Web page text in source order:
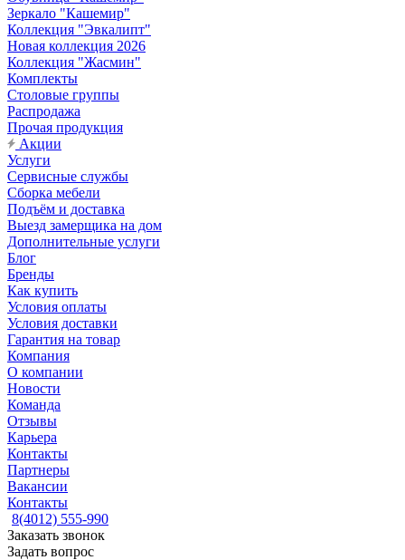
Зеркало "Кашемир"
Коллекция "Эвкалипт"
Новая коллекция 2026
Коллекция "Жасмин"
Комплекты
Столовые группы
Распродажа
Прочая продукция
Акции
Услуги
Сервисные службы
Сборка мебели
Подъём и доставка
Выезд замерщика на дом
Дополнительные услуги
Блог
Бренды
Как купить
Условия оплаты
Условия доставки
Гарантия на товар
Компания
О компании
Новости
Команда
Отзывы
Карьера
Контакты
Партнеры
Вакансии
Контакты
8(4012) 555-990
Заказать звонок
Задать вопрос